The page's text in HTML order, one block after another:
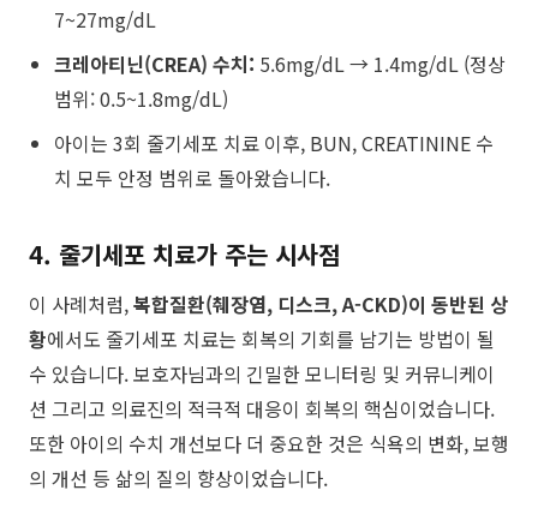
7~27mg/dL
크레아티닌(CREA) 수치: 5.6mg/dL → 1.4mg/dL (정상
범위: 0.5~1.8mg/dL)
아이는 3회 줄기세포 치료 이후, BUN, CREATININE 수
치 모두 안정 범위로 돌아왔습니다.
4. 줄기세포 치료가 주는 시사점
이 사례처럼,복합질환(췌장염, 디스크, A-CKD)이 동반된 상
황에서도 줄기세포 치료는 회복의 기회를 남기는 방법이 될
수 있습니다. 보호자님과의 긴밀한 모니터링 및 커뮤니케이
션 그리고 의료진의 적극적 대응이 회복의 핵심이었습니다.
또한 아이의 수치 개선보다 더 중요한 것은 식욕의 변화, 보행
의 개선 등 삶의 질의 향상이었습니다.